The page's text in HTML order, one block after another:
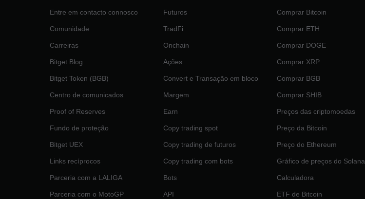
Entre em contacto connosco
Comunidade
Carreiras
Bitget Blog
Bitget Token (BGB)
Centro de comunicados
Proof of Reserves
Fundo de proteção
Bitget UEX
Links recíprocos
Parceria com a LALIGA
Parceria com o MotoGP
Futuros
TradFi
Onchain
Ações
Convert e Transação em bloco
Margem
Earn
Copy trading spot
Copy trading de futuros
Copy trading com bots
Bots
API
Comprar Bitcoin
Comprar ETH
Comprar DOGE
Comprar XRP
Comprar BGB
Comprar SHIB
Preços das criptomoedas
Preço da Bitcoin
Preço do Ethereum
Gráfico de preços do Solana
Calculadora
ETF de Bitcoin